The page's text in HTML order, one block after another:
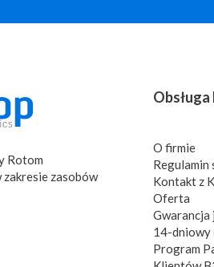
Rotom
zakresie zasobów
O firmie
Regulamin
Kontakt z
Oferta
Gwarancja
14-dniowy
Program